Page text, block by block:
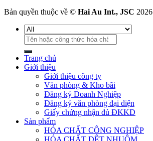
Bản quyền thuộc về © Hai Au Int., JSC 2026
Tìm
kiếm:
Trang chủ
Giới thiệu
Giới thiệu công ty
Văn phòng & Kho bãi
Đăng ký Doanh Nghiệp
Đăng ký văn phòng đại diện
Giấy chứng nhận đủ ĐKKD
Sản phẩm
HÓA CHẤT CÔNG NGHIỆP